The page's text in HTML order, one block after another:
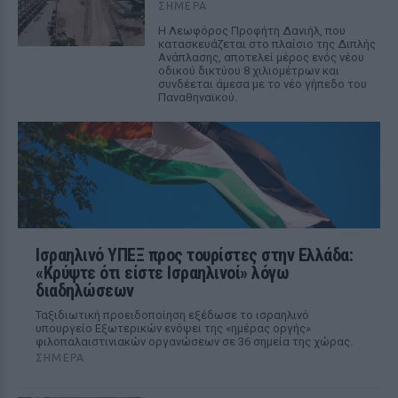
ΣΉΜΕΡΑ
Η Λεωφόρος Προφήτη Δανιήλ, που
κατασκευάζεται στο πλαίσιο της Διπλής
Ανάπλασης, αποτελεί μέρος ενός νέου
οδικού δικτύου 8 χιλιομέτρων και
συνδέεται άμεσα με το νέο γήπεδο του
Παναθηναϊκού.
Ισραηλινό ΥΠΕΞ προς τουρίστες στην Ελλάδα:
«Κρύψτε ότι είστε Ισραηλινοί» λόγω
διαδηλώσεων
Ταξιδιωτική προειδοποίηση εξέδωσε το ισραηλινό
υπουργείο Εξωτερικών ενόψει της «ημέρας οργής»
φιλοπαλαιστινιακών οργανώσεων σε 36 σημεία της χώρας.
ΣΉΜΕΡΑ